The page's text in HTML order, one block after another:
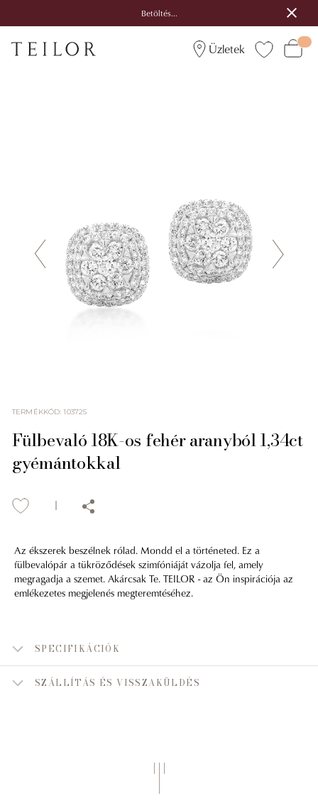
Betöltés...
Üzletek
TERMÉKKÓD:103725
Fülbevaló 18K-os fehér aranyból 1,34ct
gyémántokkal
Az ékszerek beszélnek rólad. Mondd el a történeted. Ez a
fülbevalópár a tükröződések szimfóniáját vázolja fel, amely
megragadja a szemet. Akárcsak Te. TEILOR - az Ön inspirációja az
emlékezetes megjelenés megteremtéséhez.
SPECIFIKÁCIÓK
SZÁLLÍTÁS ÉS VISSZAKÜLDÉS